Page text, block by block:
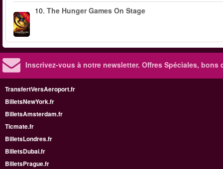
-40%
10. The Hunger Games On Stage
Inscrivez-vous à notre newsletter. Offres Spéciales, bons
TransfertVersAeroport.fr
BilletsNewYork.fr
BilletsAmsterdam.fr
Ticmate.fr
BilletsLondres.fr
BilletsDubai.fr
BilletsPrague.fr